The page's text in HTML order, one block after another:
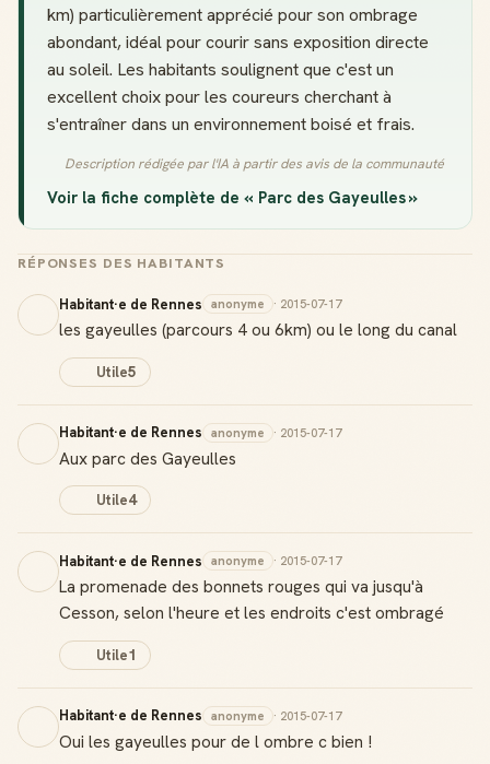
km) particulièrement apprécié pour son ombrage
abondant, idéal pour courir sans exposition directe
au soleil. Les habitants soulignent que c'est un
excellent choix pour les coureurs cherchant à
s'entraîner dans un environnement boisé et frais.
Description rédigée par l'IA à partir des avis de la communauté
Voir la fiche complète de « Parc des Gayeulles »
RÉPONSES DES HABITANTS
Habitant·e de Rennes anonyme · 2015-07-17
les gayeulles (parcours 4 ou 6km) ou le long du canal
Utile5
Habitant·e de Rennes anonyme · 2015-07-17
Aux parc des Gayeulles
Utile4
Habitant·e de Rennes anonyme · 2015-07-17
La promenade des bonnets rouges qui va jusqu'à
Cesson, selon l'heure et les endroits c'est ombragé
Utile1
Habitant·e de Rennes anonyme · 2015-07-17
Oui les gayeulles pour de l ombre c bien !